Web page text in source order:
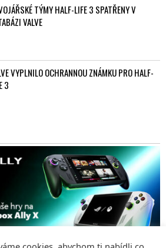
TÝMY HALF-LIFE 3 SPATŘENY V
VALVE
VYPLNILO OCHRANNOU ZNÁMKU PRO HALF-
3